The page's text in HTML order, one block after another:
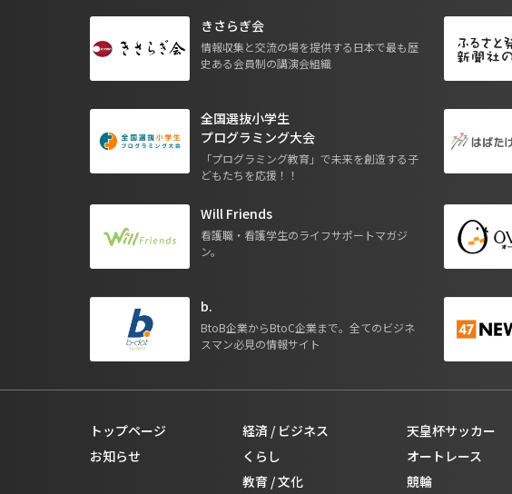
きさらぎ会
情報収集と交流の場を提供する日本で最も歴
史ある会員制の講演会組織
全国選抜小学生
プログラミング大会
「プログラミング教育」で未来を創造する子
どもたちを応援！！
Will Friends
看護職・看護学生のライフサポートマガジ
ン。
b.
BtoB企業からBtoC企業まで。全てのビジネ
スマン必見の情報サイト
トップページ
お知らせ
経済 / ビジネス
くらし
教育 / 文化
天皇杯サッカー
オートレース
競輪